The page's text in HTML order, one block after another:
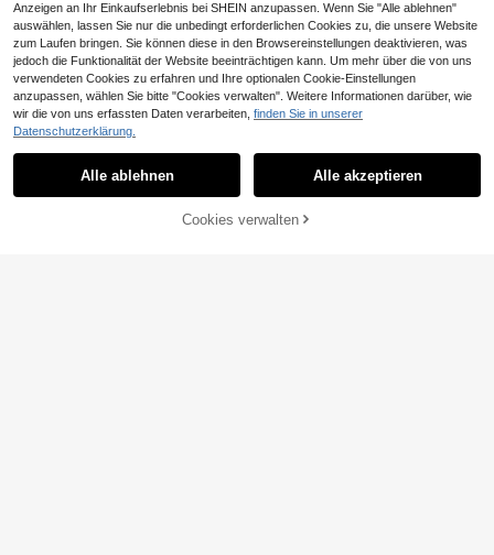
8
#Strick Essentials
Easowa Urlaubs-Lässig einfarbiger
Ausschnitt-Schnürung Strickjacke,
ommer Tops
(1000+)
13 Ella Vita
Damen Frühling/Herbst Lässig Mod
21
JETZT EINKAUFEN
Anzeigen an Ihr Einkaufserlebnis bei SHEIN anzupassen. Wenn Sie "Alle ablehnen"
auswählen, lassen Sie nur die unbedingt erforderlichen Cookies zu, die unsere Website
zum Laufen bringen. Sie können diese in den Browsereinstellungen deaktivieren, was
jedoch die Funktionalität der Website beeinträchtigen kann. Um mehr über die von uns
verwendeten Cookies zu erfahren und Ihre optionalen Cookie-Einstellungen
anzupassen, wählen Sie bitte "Cookies verwalten". Weitere Informationen darüber, wie
wir die von uns erfassten Daten verarbeiten, finden Sie in unserer
Datenschutzerklärung.
Alle ablehnen Alle akzeptieren
Cookies verwalten